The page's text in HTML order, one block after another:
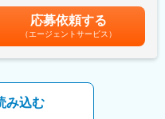
しており、今後は非車載分野
領域の強化により、持続的な成
検討します。技術スキル・経験
談可。
、1955年から現在も取り扱って
やコンプレッサーの販売を開
開拓やガスに感知目的の臭い
■昇給：年1回■賞与：年2回賃金
考を通じて上下する可能性が
含めた表記です。
応募依頼する
（エージェントサービス）
み込む